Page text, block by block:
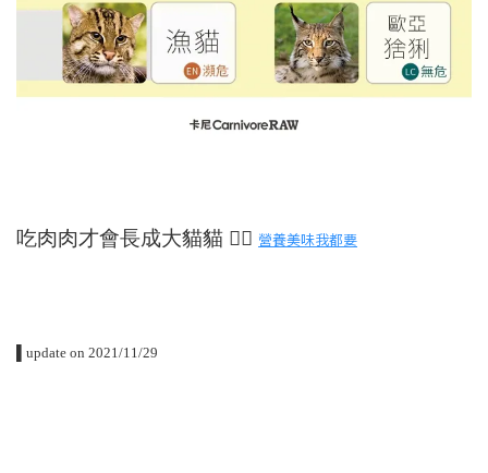
吃肉肉才會長成大貓貓 👉🏻 營養美味我都要
update on 2021/11/29⠀